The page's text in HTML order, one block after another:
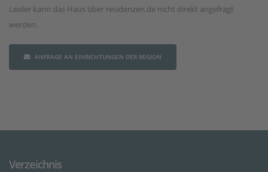
Leider kann das Haus über residenzen.de nicht direkt angefragt
werden.
ANFRAGE AN EINRICHTUNGEN DER REGION
Verzeichnis